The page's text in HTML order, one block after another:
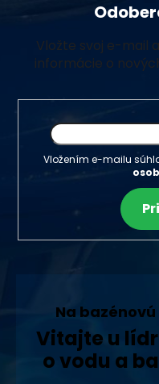
Vložte svoj e-mail
informácie o
Vložením e-mailu
Na
Vitajte u
o vodu a